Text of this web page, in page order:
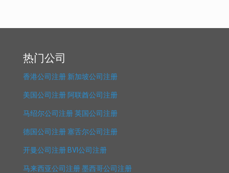
热门公司
香港公司注册 新加坡公司注册
美国公司注册 阿联酋公司注册
马绍尔公司注册英国公司注册
德国公司注册 塞舌尔公司注册
开曼公司注册 BVI公司注册
马来西亚公司注册墨西哥公司注册